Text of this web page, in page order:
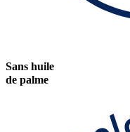
Sans huile
de palme